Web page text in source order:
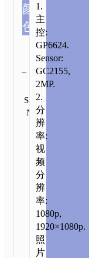
颜
色
清除
SKU:
N/A
类
相
机
1.
主
控:
GP6624.
Sensor:
GC2155,
2MP.
2.
分
辨
率:
视
频
分
辨
率:
1080p,
1920×1080p.
照
片